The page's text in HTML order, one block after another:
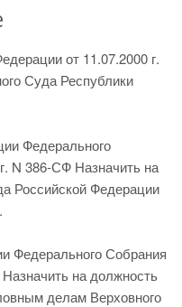
от 11.07.2000 г.
Суда Республики
Федерального
N 386-СФ Назначить на
Российской Федерации
Федерального Собрания
на должность
делам Верховного